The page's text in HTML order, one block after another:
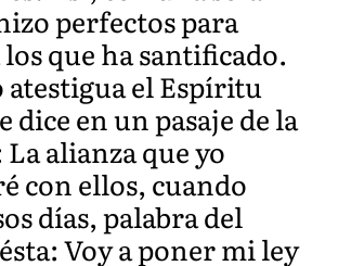
perfectos para
que ha santificado.
atestigua el Espíritu
dice en un pasaje de la
alianza que yo
con ellos, cuando
días, palabra del
Voy a poner mi ley